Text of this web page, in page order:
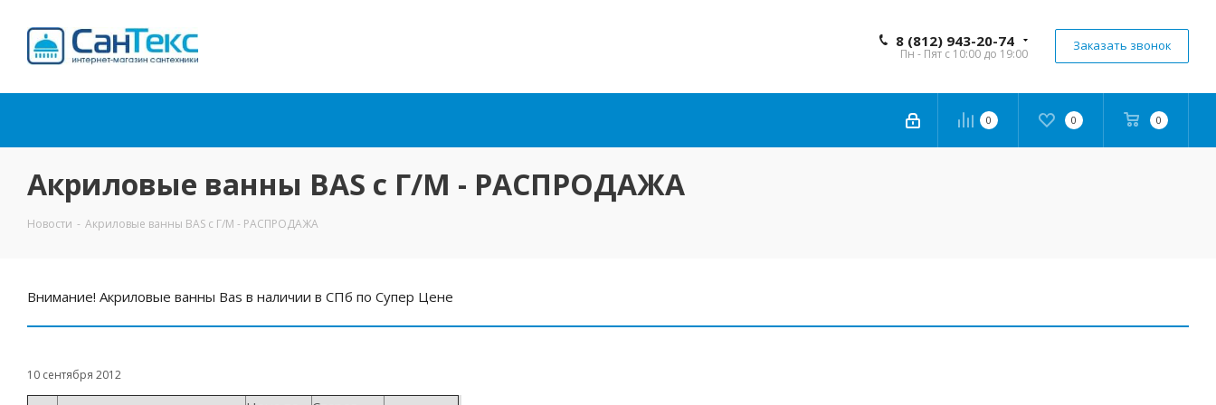
8 (812) 943-20-74
Пн - Пят с 10:00 до 19:00
Заказать звонок
0 0 0
Акриловые ванны BAS с Г/М - РАСПРОДАЖА
Новости - Акриловые ванны BAS с Г/М - РАСПРОДАЖА
Внимание! Акриловые ванны Bas в наличии в СПб по Супер Цене
10 сентября 2012